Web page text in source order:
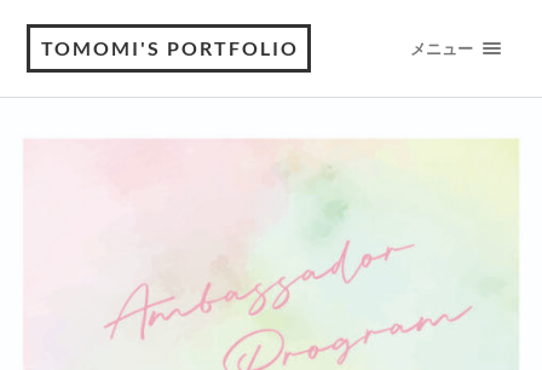
TOMOMI'S PORTFOLIO メニュー